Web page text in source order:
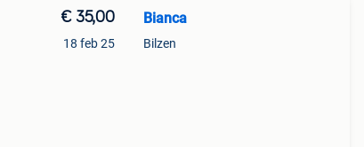
€ 35,00
18 feb 25
Bianca
Bilzen